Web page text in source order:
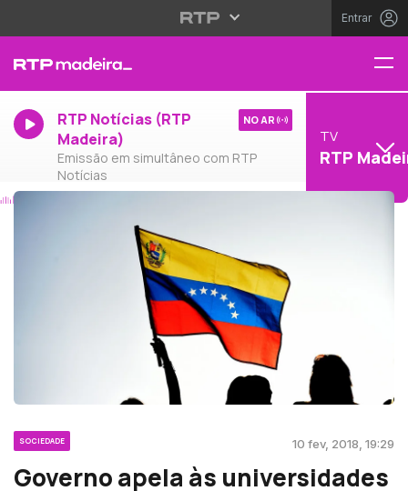
Entrar
RTP Notícias (RTP
Madeira)
Emissão em simultâneo com RTP
Notícias
NO AR
TV
RTP
SOCIEDADE 10 fev, 2018, 19:29
Governo apela às universidades